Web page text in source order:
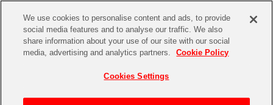
We use cookies to personalise content and ads, to provide
social media features and to analyse our traffic. We also
share information about your use of our site with our social
media, advertising and analytics partners.
Cookie Policy
Cookies Settings